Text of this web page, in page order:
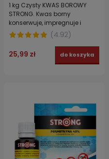
1 kg Czysty KWAS BOROWY
STRONG. Kwas borny
konserwuje, impregnuje i
wysusza powierzchnie
(4.92)
25,99 zł do koszyka